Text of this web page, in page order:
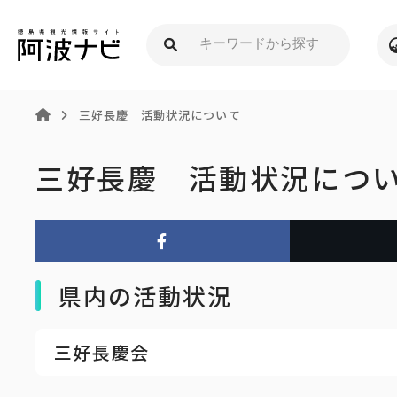
三好長慶 活動状況について
三好長慶 活動状況につ
県内の活動状況
三好長慶会